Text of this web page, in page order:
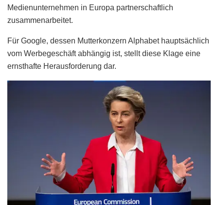
Medienunternehmen in Europa partnerschaftlich
zusammenarbeitet.
Für Google, dessen Mutterkonzern Alphabet hauptsächlich
vom Werbegeschäft abhängig ist, stellt diese Klage eine
ernsthafte Herausforderung dar.